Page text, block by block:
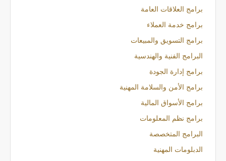
برامج العلاقات العامة
برامج خدمة العملاء
برامج التسويق والمبيعات
البرامج الفنية والهندسية
برامج إدارة الجودة
برامج الأمن والسلامة المهنية
برامج الأسواق المالية
برامج نظم المعلومات
البرامج المتخصصة
الدبلومات المهنية